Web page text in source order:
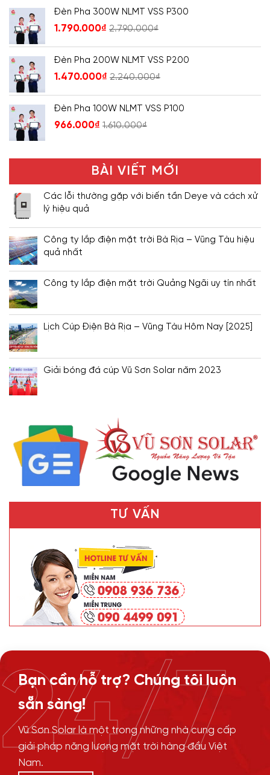
Đèn Pha 300W NLMT VSS P300
1.790.000₫ 2.790.000₫
Đèn Pha 200W NLMT VSS P200
1.470.000₫ 2.240.000₫
Đèn Pha 100W NLMT VSS P100
966.000₫ 1.610.000₫
BÀI VIẾT MỚI
Các lỗi thường gặp với biến tần Deye và cách xử
lý hiệu quả
Công ty lắp điện mặt trời Bà Rịa – Vũng Tàu hiệu
quả nhất
Công ty lắp điện mặt trời Quảng Ngãi uy tín nhất
Lịch Cúp Điện Bà Rịa – Vũng Tàu Hôm Nay [2025]
Giải bóng đá cúp Vũ Sơn Solar năm 2023
TƯ VẤN
Bạn cần hỗ trợ? Chúng tôi luôn
sẵn sàng!
Vũ Sơn Solar là một trong những nhà cung cấp
giải pháp năng lượng mặt trời hàng đầu Việt
Nam.
24/7